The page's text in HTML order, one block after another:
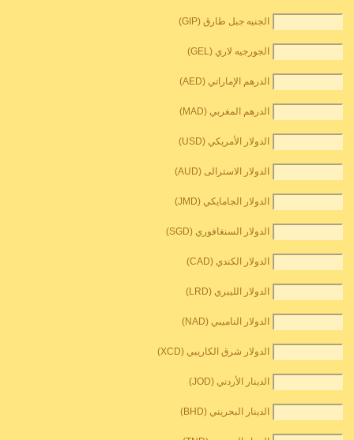
الجنيه جبل طارق (GIP)
الجورجيه لاري (GEL)
الدرهم الإماراتي (AED)
الدرهم المغربي (MAD)
الدولار الأمريكي (USD)
الدولار الاسترالى (AUD)
الدولار الجامايكي (JMD)
الدولار السنغافوري (SGD)
الدولار الكندي (CAD)
الدولار الليبري (LRD)
الدولار الناميبي (NAD)
الدولار شرق الكاريبي (XCD)
الدينار الأردني (JOD)
الدينار البحريني (BHD)